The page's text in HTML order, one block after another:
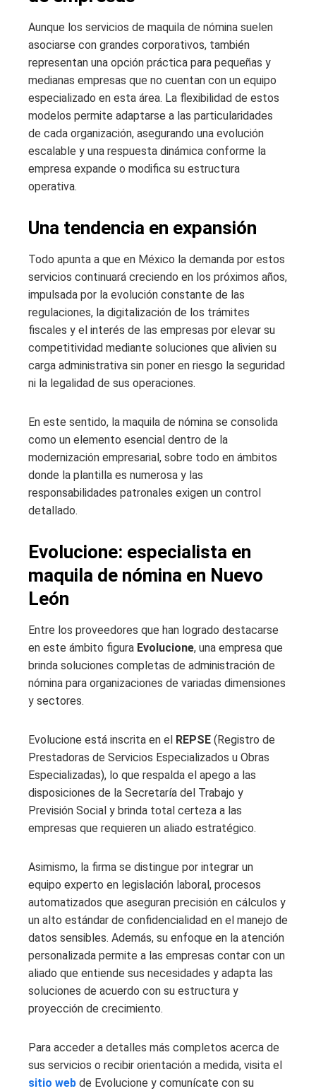
Aunque los servicios de maquila de nómina suelen
asociarse con grandes corporativos, también
representan una opción práctica para pequeñas y
medianas empresas que no cuentan con un equipo
especializado en esta área. La flexibilidad de estos
modelos permite adaptarse a las particularidades
de cada organización, asegurando una evolución
escalable y una respuesta dinámica conforme la
empresa expande o modifica su estructura
operativa.
Una tendencia en expansión
Todo apunta a que en México la demanda por estos
servicios continuará creciendo en los próximos años,
impulsada por la evolución constante de las
regulaciones, la digitalización de los trámites
fiscales y el interés de las empresas por elevar su
competitividad mediante soluciones que alivien su
carga administrativa sin poner en riesgo la seguridad
ni la legalidad de sus operaciones.
En este sentido, la maquila de nómina se consolida
como un elemento esencial dentro de la
modernización empresarial, sobre todo en ámbitos
donde la plantilla es numerosa y las
responsabilidades patronales exigen un control
detallado.
Evolucione: especialista en
maquila de nómina en Nuevo
León
Entre los proveedores que han logrado destacarse
en este ámbito figura Evolucione, una empresa que
brinda soluciones completas de administración de
nómina para organizaciones de variadas dimensiones
y sectores.
Evolucione está inscrita en el REPSE (Registro de
Prestadoras de Servicios Especializados u Obras
Especializadas), lo que respalda el apego a las
disposiciones de la Secretaría del Trabajo y
Previsión Social y brinda total certeza a las
empresas que requieren un aliado estratégico.
Asimismo, la firma se distingue por integrar un
equipo experto en legislación laboral, procesos
automatizados que aseguran precisión en cálculos y
un alto estándar de confidencialidad en el manejo de
datos sensibles. Además, su enfoque en la atención
personalizada permite a las empresas contar con un
aliado que entiende sus necesidades y adapta las
soluciones de acuerdo con su estructura y
proyección de crecimiento.
Para acceder a detalles más completos acerca de
sus servicios o recibir orientación a medida, visita el
sitio web de Evolucione y comunícate con su